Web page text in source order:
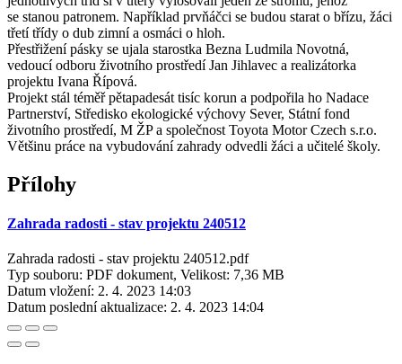
se stanou patronem. Například prvňáčci se budou starat o břízu, žáci
třetí třídy o dub zimní a osmáci o hloh.
Přestřižení pásky se ujala starostka Bezna Ludmila Novotná,
vedoucí odboru životního prostředí Jan Jihlavec a realizátorka
projektu Ivana Řípová.
Projekt stál téměř pětapadesát tisíc korun a podpořila ho Nadace
Partnerství, Středisko ekologické výchovy Sever, Státní fond
životního prostředí, M ŽP a společnost Toyota Motor Czech s.r.o.
Většinu práce na vybudování zahrady odvedli žáci a učitelé školy.
Přílohy
Zahrada radosti - stav projektu 240512
Zahrada radosti - stav projektu 240512.pdf
Typ souboru: PDF dokument, Velikost: 7,36 MB
Datum vložení: 2. 4. 2023 14:03
Datum poslední aktualizace: 2. 4. 2023 14:04